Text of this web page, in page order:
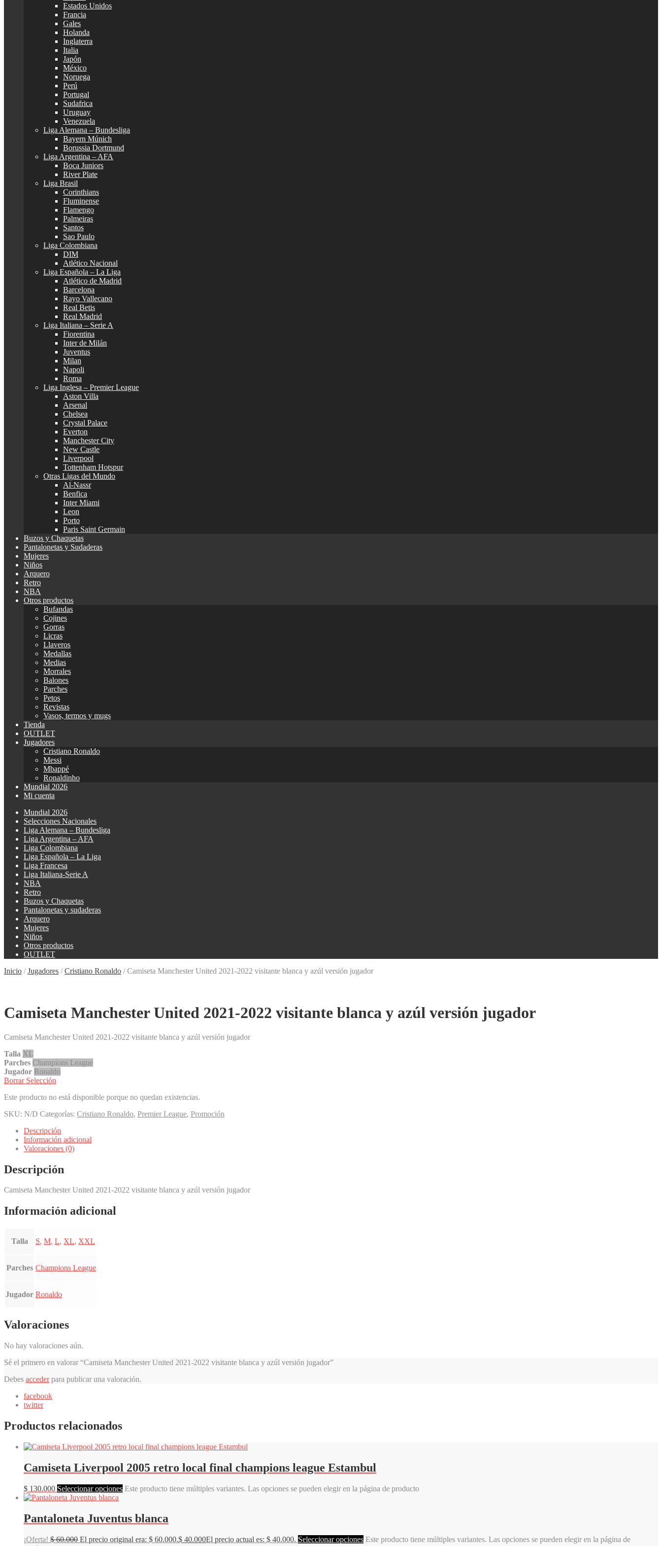
Estados Unidos
Francia
Gales
Holanda
Inglaterra
Italia
Japón
México
Noruega
Perú
Portugal
Sudafrica
Uruguay
Venezuela
Liga Alemana – Bundesliga
Bayern Múnich
Borussia Dortmund
Liga Argentina – AFA
Boca Juniors
River Plate
Liga Brasil
Corinthians
Fluminense
Flamengo
Palmeiras
Santos
Sao Paulo
Liga Colombiana
DIM
Atlético Nacional
Liga Española – La Liga
Atlético de Madrid
Barcelona
Rayo Vallecano
Real Betis
Real Madrid
Liga Italiana – Serie A
Fiorentina
Inter de Milán
Juventus
Milan
Napoli
Roma
Liga Inglesa – Premier League
Aston Villa
Arsenal
Chelsea
Crystal Palace
Everton
Manchester City
New Castle
Liverpool
Tottenham Hotspur
Otras Ligas del Mundo
Al-Nassr
Benfica
Inter Miami
Leon
Porto
Paris Saint Germain
Buzos y Chaquetas
Pantalonetas y Sudaderas
Mujeres
Niños
Arquero
Retro
NBA
Otros productos
Bufandas
Cojines
Gorras
Licras
Llaveros
Medallas
Medias
Morrales
Balones
Parches
Petos
Revistas
Vasos, termos y mugs
Tienda
OUTLET
Jugadores
Cristiano Ronaldo
Messi
Mbappé
Ronaldinho
Mundial 2026
Mi cuenta
Mundial 2026
Selecciones Nacionales
Liga Alemana – Bundesliga
Liga Argentina – AFA
Liga Colombiana
Liga Española – La Liga
Liga Francesa
Liga Italiana-Serie A
NBA
Retro
Buzos y Chaquetas
Pantalonetas y sudaderas
Arquero
Mujeres
Niños
Otros productos
OUTLET
Inicio /Jugadores /Cristiano Ronaldo /Camiseta Manchester United 2021-2022 visitante blanca y azúl versión jugador
Camiseta Manchester United 2021-2022 visitante blanca y azúl versión jugador
Camiseta Manchester United 2021-2022 visitante blanca y azúl versión jugador
Talla XL
Parches Champions League
Jugador Ronaldo
Borrar Selección
Este producto no está disponible porque no quedan existencias.
SKU: N/D Categorías: Cristiano Ronaldo, Premier League, Promoción
Descripción
Información adicional
Valoraciones (0)
Descripción
Camiseta Manchester United 2021-2022 visitante blanca y azúl versión jugador
Información adicional
Talla S, M, L, XL, XXL
Parches Champions League
Jugador Ronaldo
Valoraciones
No hay valoraciones aún.
Sé el primero en valorar “Camiseta Manchester United 2021-2022 visitante blanca y azúl versión jugador”
Debes accederpara publicar una valoración.
facebook
twitter
Productos relacionados
Camiseta Liverpool 2005 retro local final champions league Estambul
$ 130.000 Seleccionar opciones Este producto tiene múltiples variantes. Las opciones se pueden elegir en la página de producto
Pantaloneta Juventus blanca
¡Oferta! $60.000 El precio original era: $ 60.000.$ 40.000El precio actual es: $ 40.000. Seleccionar opciones Este producto tiene múltiples variantes. Las opciones se pueden elegir en la página de